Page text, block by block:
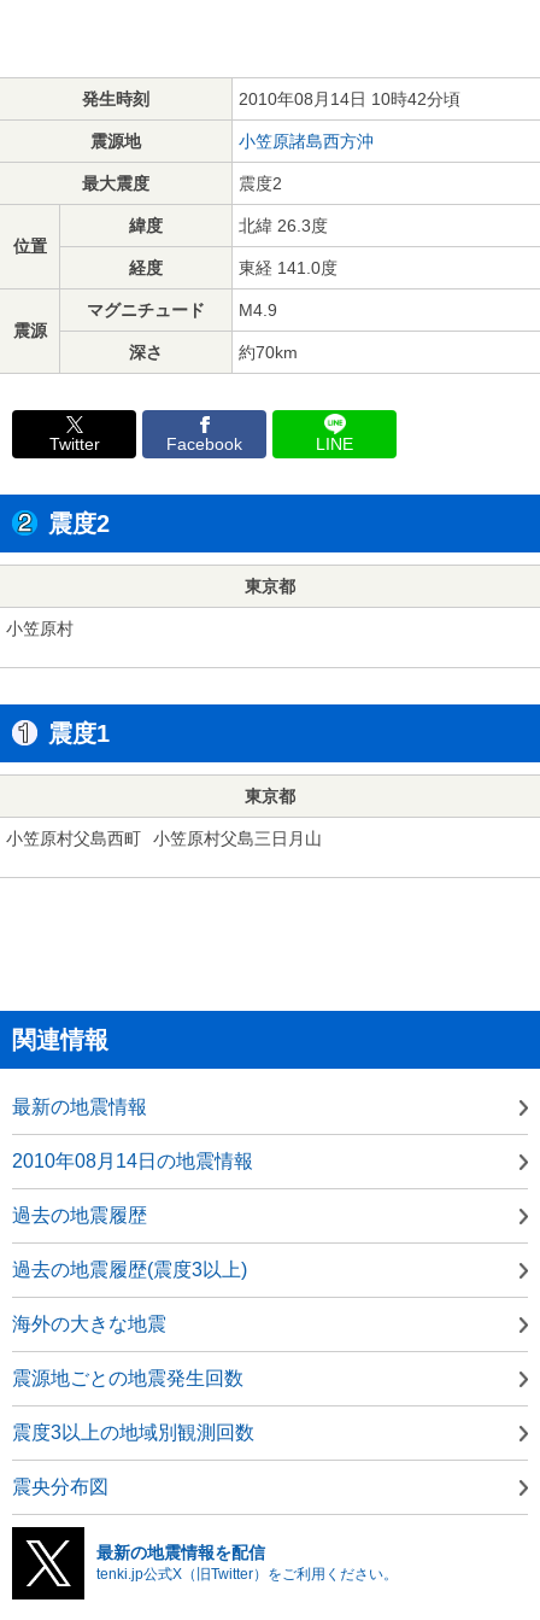
発生時刻 2010年08月14日 10時42分頃
震源地 小笠原諸島西方沖
最大震度 震度2
位置
緯度 北緯 26.3度
経度 東経 141.0度
震源
マグニチュード M4.9
深さ 約70km
Twitter Facebook LINE
震度2
東京都
小笠原村
震度1
東京都
小笠原村父島西町 小笠原村父島三日月山
関連情報
最新の地震情報
2010年08月14日の地震情報
過去の地震履歴
過去の地震履歴(震度3以上)
海外の大きな地震
震源地ごとの地震発生回数
震度3以上の地域別観測回数
震央分布図
最新の地震情報を配信
tenki.jp公式X（旧Twitter）をご利用ください。